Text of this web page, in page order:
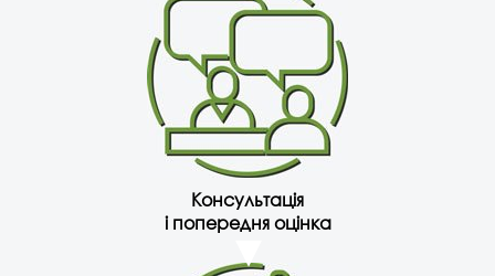
Консультація
і попередня оцінка